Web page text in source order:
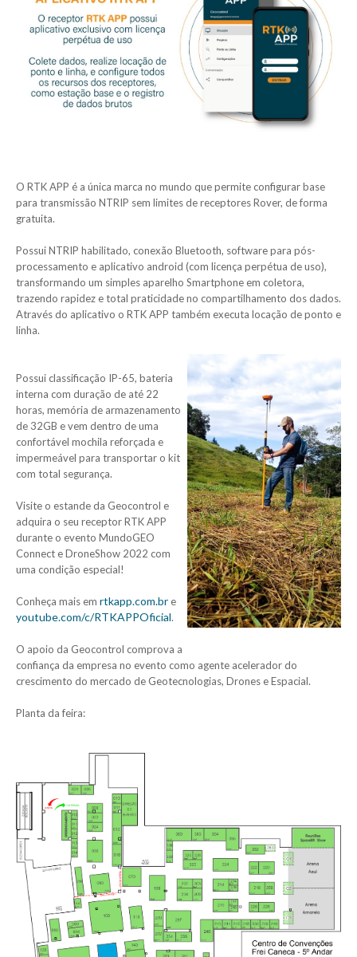
O RTK APP é a única marca no mundo que permite configurar base
para transmissão NTRIP sem limites de receptores Rover, de forma
gratuita.
Possui NTRIP habilitado, conexão Bluetooth, software para pós-
processamento e aplicativo android (com licença perpétua de uso),
transformando um simples aparelho Smartphone em coletora,
trazendo rapidez e total praticidade no compartilhamento dos dados.
Através do aplicativo o RTK APP também executa locação de ponto e
linha.
Possui classificação IP-65, bateria
interna com duração de até 22
horas, memória de armazenamento
de 32GB e vem dentro de uma
confortável mochila reforçada e
impermeável para transportar o kit
com total segurança.
Visite o estande da Geocontrol e
adquira o seu receptor RTK APP
durante o evento MundoGEO
Connect e DroneShow 2022 com
uma condição especial!
Conheça mais em rtkapp.com.br e
youtube.com/c/RTKAPPOficial.
O apoio da Geocontrol comprova a
confiança da empresa no evento como agente acelerador do
crescimento do mercado de Geotecnologias, Drones e Espacial.
Planta da feira: